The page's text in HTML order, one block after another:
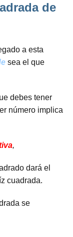
de
a esta
sea el que
debes tener
número implica
,
dará el
cuadrada.
se